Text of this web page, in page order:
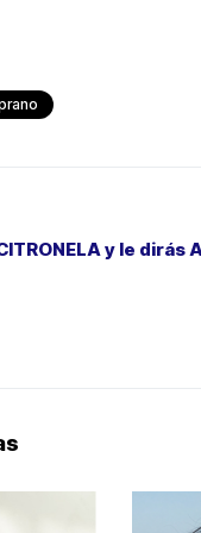
y le dirás